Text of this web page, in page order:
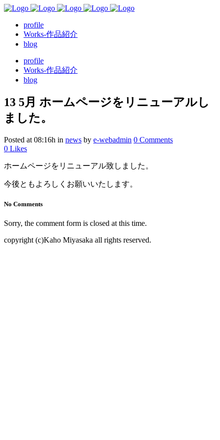
profile
Works-作品紹介
blog
profile
Works-作品紹介
blog
13 5月 ホームページをリニューアルし
ました。
Posted at 08:16h in news by e-webadmin 0 Comments
0 Likes
ホームページをリニューアル致しました。
今後ともよろしくお願いいたします。
No Comments
Sorry, the comment form is closed at this time.
copyright (c)Kaho Miyasaka all rights reserved.